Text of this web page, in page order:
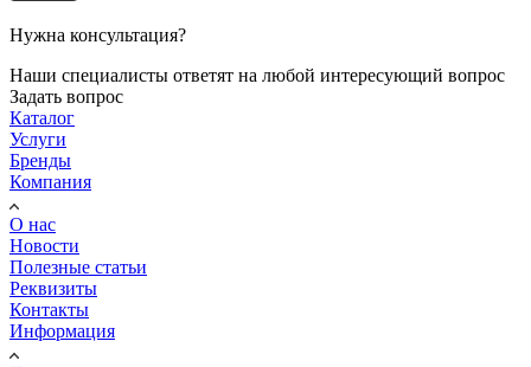
Нужна консультация?
Наши специалисты ответят на любой интересующий вопрос
Задать вопрос
Каталог
Услуги
Бренды
Компания
О нас
Новости
Полезные статьи
Реквизиты
Контакты
Информация